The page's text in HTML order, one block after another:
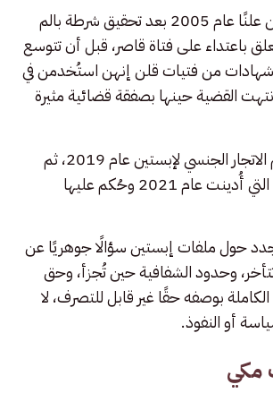
بدأت قضية إبستين علنًا عام 2005 بعد تحقيق شرطة بالم
باعتداء على فتاة قاصر، قبل أن تتوسع
من فتيات قلن إنهن استُخدمن في
القضية حينها بصفقة قضائية مثيرة
ولاحقًا، وُجهت تهم الاتجار الجنسي لإبستين عام 2019، ثم
لغيسلين ماكسويل التي أُدينت عام 2021 وحُكم عليها
حول ملفات إبستين سؤالًا جوهريًا عن
وحدود الشفافية حين تُجزأ، وحق
الكاملة بوصفه حقًا غير قابل للتصرف، لا
أو النفوذ.
مكي